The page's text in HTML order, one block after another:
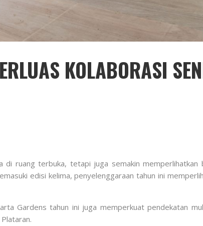
KOLABORASI
di ruang terbuka, tetapi juga semakin memperlihatkan
edisi kelima, penyelenggaraan tahun ini
Gardens tahun ini juga memperkuat pendekatan
.